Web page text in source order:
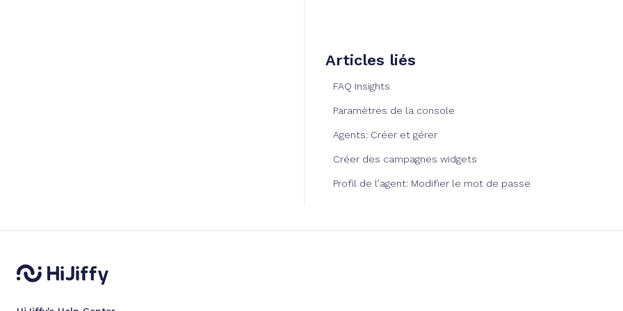
Articles liés
FAQ Insights
Paramètres de la console
Agents: Créer et gérer
Créer des campagnes widgets
Profil de l'agent: Modifier le mot de passe